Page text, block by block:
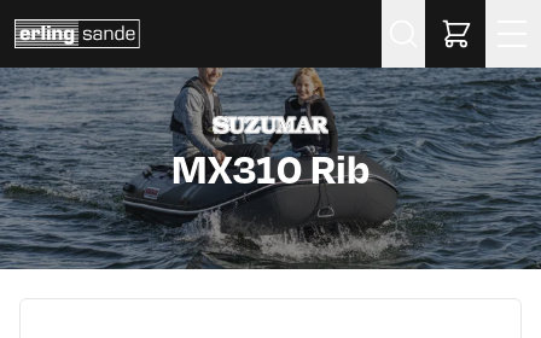
MX310 Rib